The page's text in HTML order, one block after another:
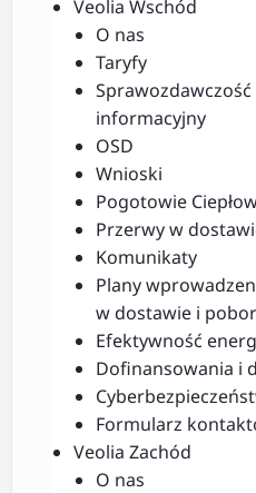
Veolia Wschód
O nas
Taryfy
informacyjny
OSD
Wnioski
Pogotowie
Przerwy w
Komunikaty
Plany
w dostawie i
Efektywność
Dofinansowania i
Formularz
Veolia Zachód
O nas